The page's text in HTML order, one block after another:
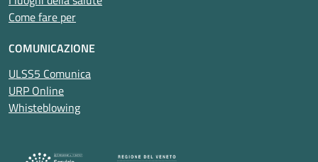
Come fare per
COMUNICAZIONE
ULSS5 Comunica
URP Online
Whisteblowing